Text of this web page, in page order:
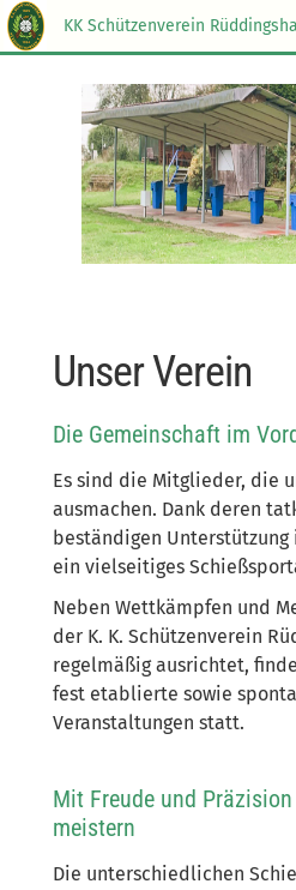
Unser Verein
Die Gemeinschaft im
Es sind die Mitglieder, die
ausmachen. Dank deren
beständigen Unterstützung
ein vielseitiges
Neben Wettkämpfen und
der K. K. Schützenverein
regelmäßig ausrichtet,
fest etablierte sowie
Veranstaltungen statt.
Mit Freude und
meistern
Die unterschiedlichen
KK Schützenverein